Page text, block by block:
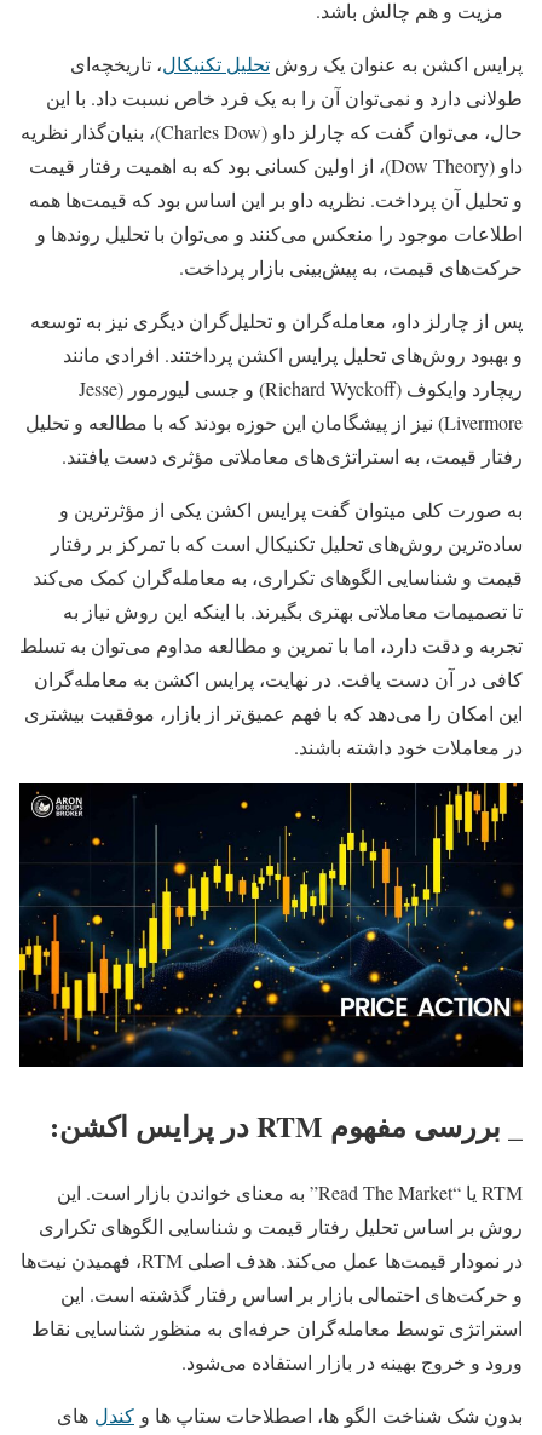
مزیت و هم چالش باشد.
پرایس اکشن به عنوان یک روش تحلیل تکنیکال، تاریخچه‌ای
طولانی دارد و نمی‌توان آن را به یک فرد خاص نسبت داد. با این
حال، می‌توان گفت که چارلز داو (Charles Dow)، بنیان‌گذار نظریه
داو (Dow Theory)، از اولین کسانی بود که به اهمیت رفتار قیمت
و تحلیل آن پرداخت. نظریه داو بر این اساس بود که قیمت‌ها همه
اطلاعات موجود را منعکس می‌کنند و می‌توان با تحلیل روندها و
حرکت‌های قیمت، به پیش‌بینی بازار پرداخت.
پس از چارلز داو، معامله‌گران و تحلیل‌گران دیگری نیز به توسعه
و بهبود روش‌های تحلیل پرایس اکشن پرداختند. افرادی مانند
ریچارد وایکوف (Richard Wyckoff) و جسی لیورمور (Jesse
Livermore) نیز از پیشگامان این حوزه بودند که با مطالعه و تحلیل
رفتار قیمت، به استراتژی‌های معاملاتی مؤثری دست یافتند.
به صورت کلی میتوان گفت پرایس اکشن یکی از مؤثرترین و
ساده‌ترین روش‌های تحلیل تکنیکال است که با تمرکز بر رفتار
قیمت و شناسایی الگوهای تکراری، به معامله‌گران کمک می‌کند
تا تصمیمات معاملاتی بهتری بگیرند. با اینکه این روش نیاز به
تجربه و دقت دارد، اما با تمرین و مطالعه مداوم می‌توان به تسلط
کافی در آن دست یافت. در نهایت، پرایس اکشن به معامله‌گران
این امکان را می‌دهد که با فهم عمیق‌تر از بازار، موفقیت بیشتری
در معاملات خود داشته باشند.
_ بررسی مفهوم RTM در پرایس اکشن:
RTM یا “Read The Market” به معنای خواندن بازار است. این
روش بر اساس تحلیل رفتار قیمت و شناسایی الگوهای تکراری
در نمودار قیمت‌ها عمل می‌کند. هدف اصلی RTM، فهمیدن نیت‌ها
و حرکت‌های احتمالی بازار بر اساس رفتار گذشته است. این
استراتژی توسط معامله‌گران حرفه‌ای به منظور شناسایی نقاط
ورود و خروج بهینه در بازار استفاده می‌شود.
بدون شک شناخت الگو ها، اصطلاحات ستاپ ها و کندل های